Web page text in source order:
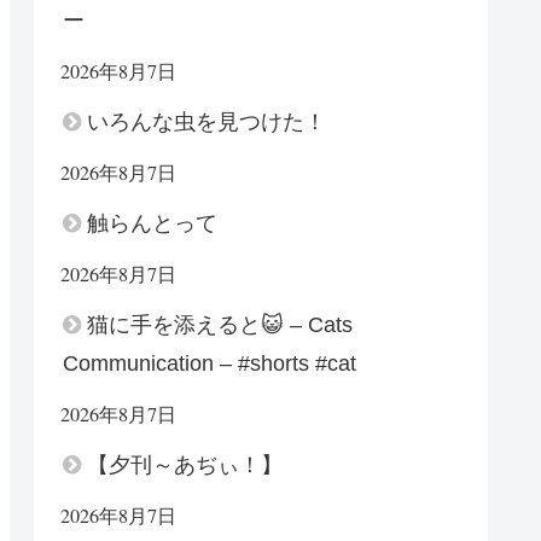
ー
2026年8月7日
いろんな虫を見つけた！
2026年8月7日
触らんとって
2026年8月7日
猫に手を添えると😺 – Cats
Communication – #shorts #cat
2026年8月7日
【夕刊～あぢぃ！】
2026年8月7日